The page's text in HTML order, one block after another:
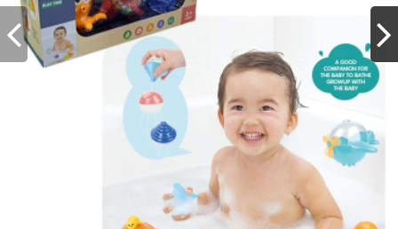
Hranilice, flašice i cucle
Monitori, Ogradice i tricikli
Posteljine, vrećice i baldahini